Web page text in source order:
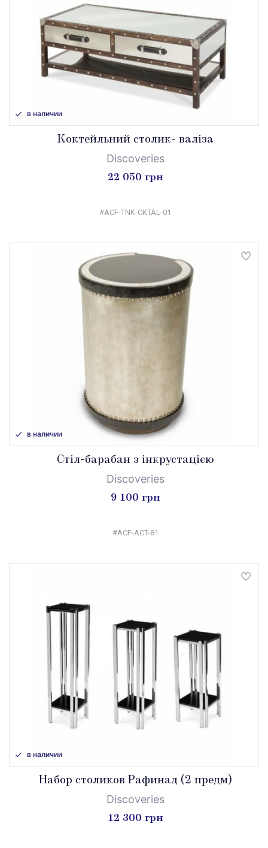
в наличии
Коктейльний столик- валіза
Discoveries
22 050 грн
#ACF-TNK-CKTAL-01
в наличии
Стіл-барабан з інкрустацією
Discoveries
9 100 грн
#ACF-ACT-81
в наличии
Набор столиков Рафинад (2 предм)
Discoveries
12 300 грн